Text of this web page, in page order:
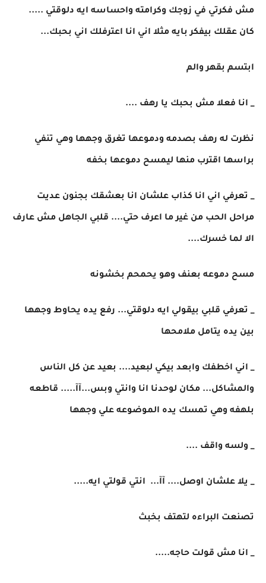
مش فكرتي في زوجك وكرامته واحساسه ايه دلوقتي .....
كان عقلك بيفكر بايه مثلا اني انا اعترفلك اني بحبك...
ابتسم بقهر والم
_ انا فعلا مش بحبك يا رهف ....
نظرت له رهف بصدمه ودموعها تغرق وجهها وهي تنفي
براسها اقترب منها ليمسح دموعها بخفه
_ تعرفي اني انا كذاب علشان انا بعشقك بجنون عديت
مراحل الحب من غير ما اعرف حتي.... قلبي الجاهل مش عارف
الا لما خسرك....
مسح دموعه بعنف وهو يحمحم بخشونه
_ تعرفي قلبي بيقولي ايه دلوقتي... رفع يده يحاوط وجهها
بين يده يتامل ملامحها
_ اني اخطفك وابعد بيكي لبعيد.... بعيد عن كل الناس
والمشاكل... مكان لوحدنا انا وانتي وبس...آآ..... قاطعه
بلهفه وهي تمسك يده الموضوعه علي وجهها
_ ولسه واقف ....
_ يلا علشان اوصل.... آآ... انتي قولتي ايه.....
تصنعت البراءه لتهتف بخبث
_ انا مش قولت حاجه.....